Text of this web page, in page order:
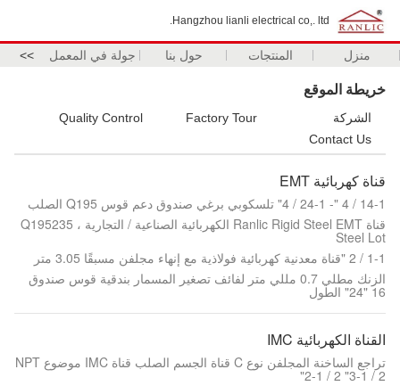
Hangzhou lianli electrical co,. ltd.
منزل المنتجات حول بنا جولة في المعمل >>
خريطة الموقع
الشركة Factory Tour
Quality Control
Contact Us
قناة كهربائية EMT
14-1 / 4 "- 24-1 / 4" تلسكوبي برغي صندوق دعم قوس Q195 الصلب
قناة Ranlic Rigid Steel EMT الكهربائية الصناعية / التجارية ، Q195235
Steel Lot
1-1 / 2 "قناة معدنية كهربائية فولاذية مع إنهاء مجلفن مسبقًا 3.05 متر
الزنك مطلي 0.7 مللي متر لفائف تصغير المسمار بندقية قوس صندوق
16 "24" الطول
القناة الكهربائية IMC
تراجع الساخنة المجلفن نوع C قناة الجسم الصلب قناة IMC موضوع NPT
2-1 / 2 "3-1 / 2"